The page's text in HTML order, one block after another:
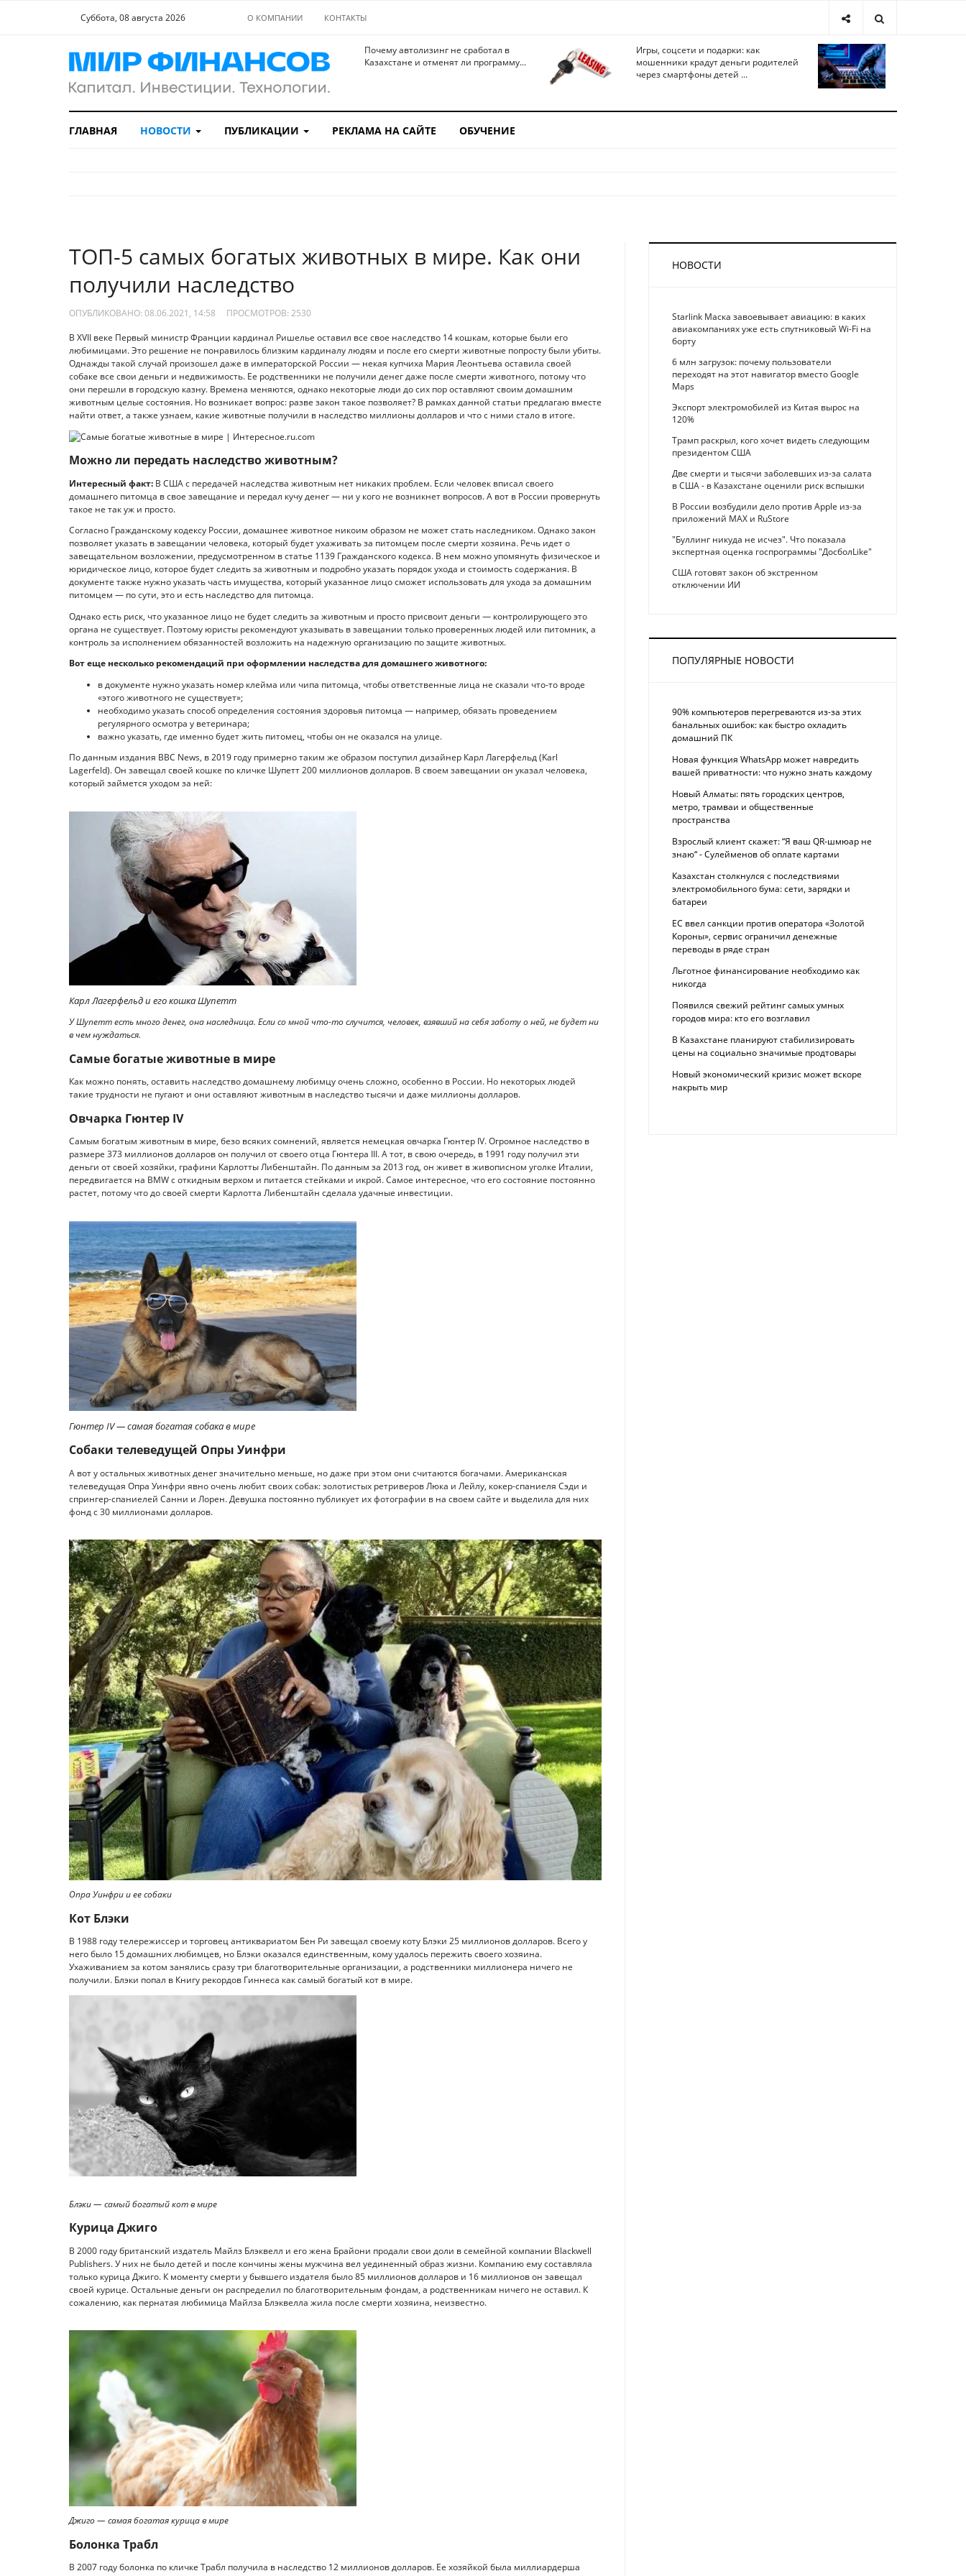
Суббота, 08 августа 2026 О КОМПАНИИ КОНТАКТЫ
Почему автолизинг не сработал в
Казахстане и отменят ли программу...
Игры, соцсети и подарки: как
мошенники крадут деньги родителей
через смартфоны детей ...
ГЛАВНАЯ НОВОСТИ ПУБЛИКАЦИИ РЕКЛАМА НА САЙТЕ ОБУЧЕНИЕ
ТОП-5 самых богатых животных в мире. Как они
получили наследство
ОПУБЛИКОВАНО: 08.06.2021, 14:58 ПРОСМОТРОВ: 2530
В XVII веке Первый министр Франции кардинал Ришелье оставил все свое наследство 14 кошкам, которые были его
любимицами. Это решение не понравилось близким кардиналу людям и после его смерти животные попросту были убиты.
Однажды такой случай произошел даже в императорской России — некая купчиха Мария Леонтьева оставила своей
собаке все свои деньги и недвижимость. Ее родственники не получили денег даже после смерти животного, потому что
они перешли в городскую казну. Времена меняются, однако некоторые люди до сих пор оставляют своим домашним
животным целые состояния. Но возникает вопрос: разве закон такое позволяет? В рамках данной статьи предлагаю вместе
найти ответ, а также узнаем, какие животные получили в наследство миллионы долларов и что с ними стало в итоге.
Можно ли передать наследство животным?
Интересный факт: В США с передачей наследства животным нет никаких проблем. Если человек вписал своего
домашнего питомца в свое завещание и передал кучу денег — ни у кого не возникнет вопросов. А вот в России провернуть
такое не так уж и просто.
Согласно Гражданскому кодексу России, домашнее животное никоим образом не может стать наследником. Однако закон
позволяет указать в завещании человека, который будет ухаживать за питомцем после смерти хозяина. Речь идет о
завещательном возложении, предусмотренном в статье 1139 Гражданского кодекса. В нем можно упомянуть физическое и
юридическое лицо, которое будет следить за животным и подробно указать порядок ухода и стоимость содержания. В
документе также нужно указать часть имущества, который указанное лицо сможет использовать для ухода за домашним
питомцем — по сути, это и есть наследство для питомца.
Однако есть риск, что указанное лицо не будет следить за животным и просто присвоит деньги — контролирующего это
органа не существует. Поэтому юристы рекомендуют указывать в завещании только проверенных людей или питомник, а
контроль за исполнением обязанностей возложить на надежную организацию по защите животных.
Вот еще несколько рекомендаций при оформлении наследства для домашнего животного:
в документе нужно указать номер клейма или чипа питомца, чтобы ответственные лица не сказали что-то вроде
«этого животного не существует»;
необходимо указать способ определения состояния здоровья питомца — например, обязать проведением
регулярного осмотра у ветеринара;
важно указать, где именно будет жить питомец, чтобы он не оказался на улице.
По данным издания BBC News, в 2019 году примерно таким же образом поступил дизайнер Карл Лагерфельд (Karl
Lagerfeld). Он завещал своей кошке по кличке Шупетт 200 миллионов долларов. В своем завещании он указал человека,
который займется уходом за ней:
Карл Лагерфельд и его кошка Шупетт
У Шупетт есть много денег, она наследница. Если со мной что-то случится, человек, взявший на себя заботу о ней, не будет ни
в чем нуждаться.
Самые богатые животные в мире
Как можно понять, оставить наследство домашнему любимцу очень сложно, особенно в России. Но некоторых людей
такие трудности не пугают и они оставляют животным в наследство тысячи и даже миллионы долларов.
Овчарка Гюнтер IV
Самым богатым животным в мире, безо всяких сомнений, является немецкая овчарка Гюнтер IV. Огромное наследство в
размере 373 миллионов долларов он получил от своего отца Гюнтера III. А тот, в свою очередь, в 1991 году получил эти
деньги от своей хозяйки, графини Карлотты Либенштайн. По данным за 2013 год, он живет в живописном уголке Италии,
передвигается на BMW с откидным верхом и питается стейками и икрой. Самое интересное, что его состояние постоянно
растет, потому что до своей смерти Карлотта Либенштайн сделала удачные инвестиции.
Гюнтер IV — самая богатая собака в мире
Собаки телеведущей Опры Уинфри
А вот у остальных животных денег значительно меньше, но даже при этом они считаются богачами. Американская
телеведущая Опра Уинфри явно очень любит своих собак: золотистых ретриверов Люка и Лейлу, кокер-спаниеля Сэди и
спрингер-спаниелей Санни и Лорен. Девушка постоянно публикует их фотографии в на своем сайте и выделила для них
фонд с 30 миллионами долларов.
Опра Уинфри и ее собаки
Кот Блэки
В 1988 году телережиссер и торговец антиквариатом Бен Ри завещал своему коту Блэки 25 миллионов долларов. Всего у
него было 15 домашних любимцев, но Блэки оказался единственным, кому удалось пережить своего хозяина.
Ухаживанием за котом занялись сразу три благотворительные организации, а родственники миллионера ничего не
получили. Блэки попал в Книгу рекордов Гиннеса как самый богатый кот в мире.
Блэки — самый богатый кот в мире
Курица Джиго
В 2000 году британский издатель Майлз Блэквелл и его жена Брайони продали свои доли в семейной компании Blackwell
Publishers. У них не было детей и после кончины жены мужчина вел уединенный образ жизни. Компанию ему составляла
только курица Джиго. К моменту смерти у бывшего издателя было 85 миллионов долларов и 16 миллионов он завещал
своей курице. Остальные деньги он распределил по благотворительным фондам, а родственникам ничего не оставил. К
сожалению, как пернатая любимица Майлза Блэквелла жила после смерти хозяина, неизвестно.
Джиго — самая богатая курица в мире
Болонка Трабл
В 2007 году болонка по кличке Трабл получила в наследство 12 миллионов долларов. Ее хозяйкой была миллиардерша
НОВОСТИ
Starlink Маска завоевывает авиацию: в каких
авиакомпаниях уже есть спутниковый Wi-Fi на
борту
6 млн загрузок: почему пользователи
переходят на этот навигатор вместо Google
Maps
Экспорт электромобилей из Китая вырос на
120%
Трамп раскрыл, кого хочет видеть следующим
президентом США
Две смерти и тысячи заболевших из-за салата
в США - в Казахстане оценили риск вспышки
В России возбудили дело против Apple из-за
приложений MAX и RuStore
"Буллинг никуда не исчез". Что показала
экспертная оценка госпрограммы "ДосболLike"
США готовят закон об экстренном
отключении ИИ
ПОПУЛЯРНЫЕ НОВОСТИ
90% компьютеров перегреваются из-за этих
банальных ошибок: как быстро охладить
домашний ПК
Новая функция WhatsApp может навредить
вашей приватности: что нужно знать каждому
Новый Алматы: пять городских центров,
метро, трамваи и общественные
пространства
Взрослый клиент скажет: “Я ваш QR-шмюар не
знаю“ - Сулейменов об оплате картами
Казахстан столкнулся с последствиями
электромобильного бума: сети, зарядки и
батареи
ЕС ввел санкции против оператора «Золотой
Короны», сервис ограничил денежные
переводы в ряде стран
Льготное финансирование необходимо как
никогда
Появился свежий рейтинг самых умных
городов мира: кто его возглавил
В Казахстане планируют стабилизировать
цены на социально значимые продтовары
Новый экономический кризис может вскоре
накрыть мир